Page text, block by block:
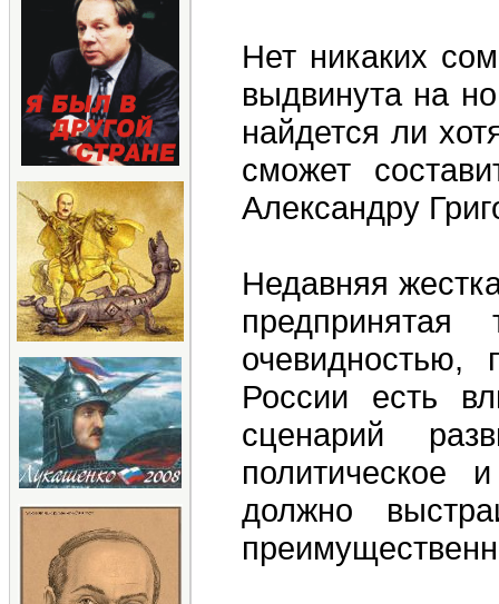
Нет никаких
выдвинута на
найдется ли
сможет
Александру
Недавняя
очевидностью,
России есть
сценарий
политическое
должно